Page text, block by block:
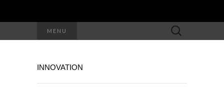
MENU Rechercher :
INNOVATION